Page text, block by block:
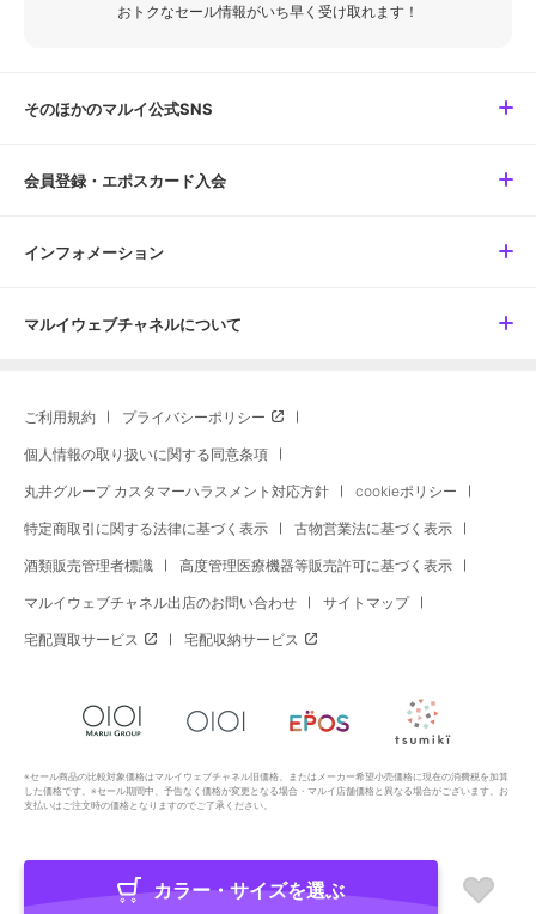
おトクなセール情報がいち早く受け取れます！
そのほかのマルイ公式SNS
会員登録・エポスカード入会
インフォメーション
マルイウェブチャネルについて
ご利用規約 プライバシーポリシー
個人情報の取り扱いに関する同意条項
丸井グループ カスタマーハラスメント対応方針 cookieポリシー
特定商取引に関する法律に基づく表示 古物営業法に基づく表示
酒類販売管理者標識 高度管理医療機器等販売許可に基づく表示
マルイウェブチャネル出店のお問い合わせ サイトマップ
宅配買取サービス 宅配収納サービス
※セール商品の比較対象価格はマルイウェブチャネル旧価格、またはメーカー希望小売価格に現在の消費税を加算
した価格です。※セール期間中、予告なく価格が変更となる場合・マルイ店舗価格と異なる場合がございます。お
支払いはご注文時の価格となりますのでご了承ください。
Copyright All Rights Reserved. MARUI Co., Ltd
カラー・サイズを選ぶ